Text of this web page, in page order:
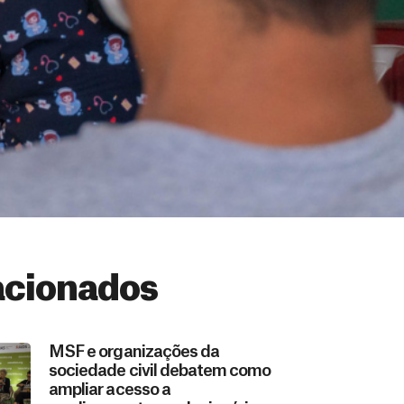
MSF e organizações da
sociedade civil debatem como
ampliar acesso a